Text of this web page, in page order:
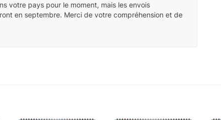
votre pays pour le moment, mais les envois
en septembre. Merci de votre compréhension et de